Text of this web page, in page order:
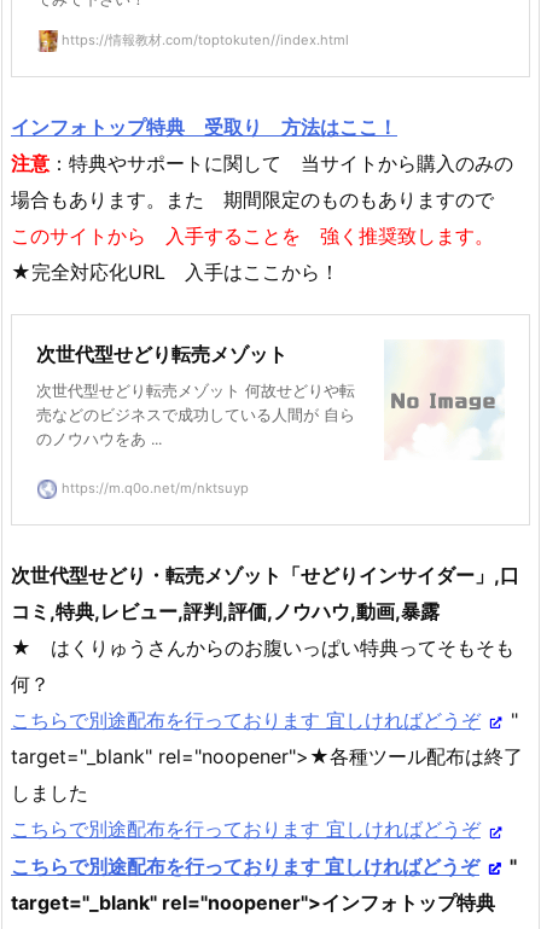
https://情報教材.com/toptokuten//index.html
インフォトップ特典 受取り 方法はここ！
注意 ：特典やサポートに関して 当サイトから購入のみの
場合もあります。また 期間限定のものもありますので
このサイトから 入手することを 強く推奨致します。
★完全対応化URL 入手はここから！
次世代型せどり転売メゾット
次世代型せどり転売メゾット 何故せどりや転
売などのビジネスで成功している人間が 自ら
のノウハウをあ ...
https://m.q0o.net/m/nktsuyp
次世代型せどり・転売メゾット「せどりインサイダー」,口
コミ,特典,レビュー,評判,評価,ノウハウ,動画,暴露
★ はくりゅうさんからのお腹いっぱい特典ってそもそも
何？
こちらで別途配布を行っております 宜しければどうぞ
"
target="_blank" rel="noopener">★各種ツール配布は終了
しました
こちらで別途配布を行っております 宜しければどうぞ
こちらで別途配布を行っております 宜しければどうぞ
"
target="_blank" rel="noopener">インフォトップ特典